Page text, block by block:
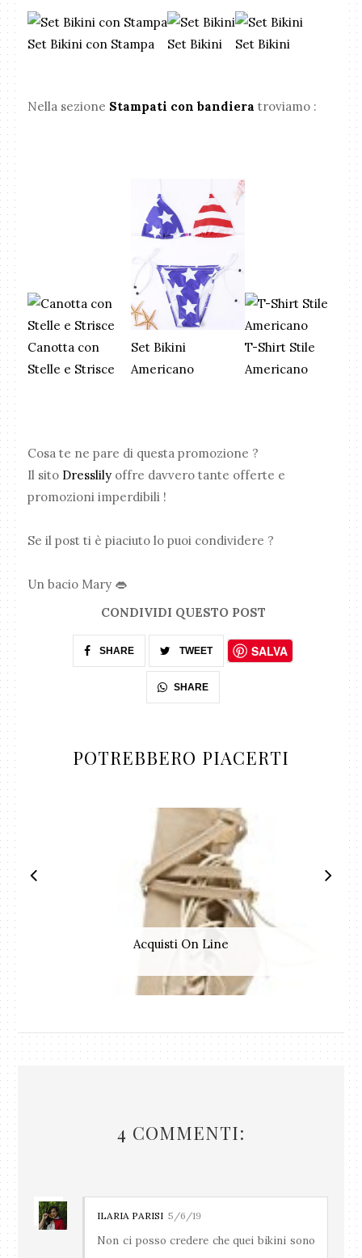
Set Bikini con Stampa Set Bikini Set Bikini
Nella sezione Stampati con bandiera troviamo :
Canotta con
Stelle e Strisce
Set Bikini
Americano
T-Shirt Stile
Americano
Cosa te ne pare di questa promozione ?
Il sito Dresslily offre davvero tante offerte e
promozioni imperdibili !
Se il post ti è piaciuto lo puoi condividere ?
Un bacio Mary 👄
CONDIVIDI QUESTO POST
SHARE TWEET SALVA
SHARE
POTREBBERO PIACERTI
Acquisti On Line
4 COMMENTI:
ILARIA PARISI 5/6/19
Non ci posso credere che quei bikini sono